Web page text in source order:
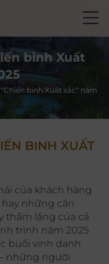
binh Xuất
binh Xuất sắc" năm
BINH XUẤT
của khách hàng
những căn
thầm lặng của cả
trình năm 2025
buổi vinh danh
những người